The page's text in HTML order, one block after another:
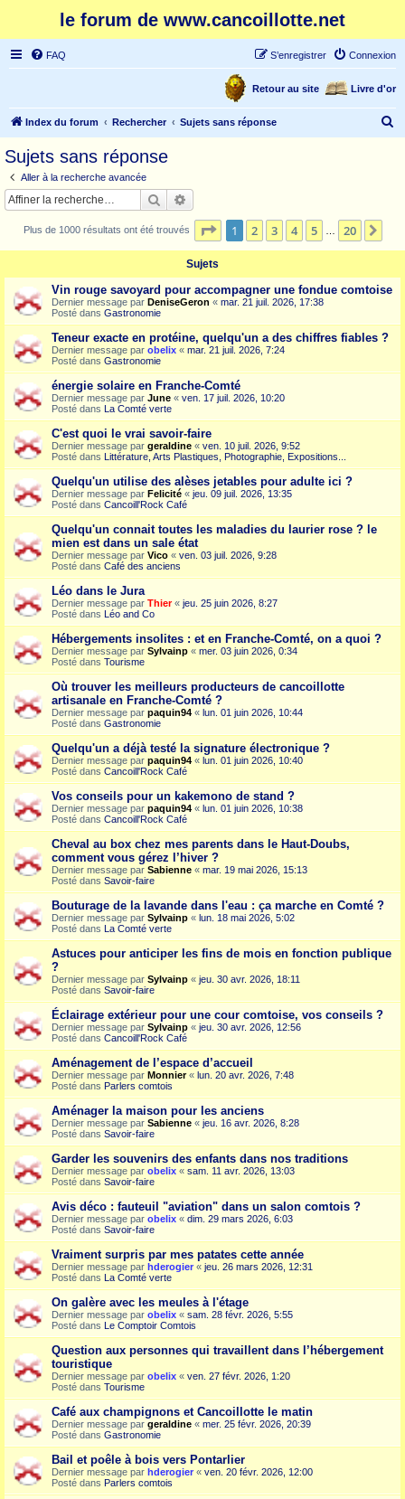
le forum de www.cancoillotte.net
FAQ Connexion
S’enregistrer
Livre d'or
Retour au site
Index du forum Rechercher Sujets sans réponse
c
Sujets sans réponse
Aller à la recherche avancée
Rechercher
Plus de 1000 résultats ont été trouvés Page 1sur20
1 2 3 4 5 20
Sujets
Vin rouge savoyard pour accompagner une fondue comtoise
Dernier message par DeniseGeron « mar. 21 juil. 2026, 17:38
Posté dans Gastronomie
Teneur exacte en protéine, quelqu'un a des chiffres fiables ?
Dernier message par obelix « mar. 21 juil. 2026, 7:24
Posté dans Gastronomie
énergie solaire en Franche-Comté
Dernier message par June « ven. 17 juil. 2026, 10:20
Posté dans La Comté verte
C'est quoi le vrai savoir-faire
Dernier message par geraldine « ven. 10 juil. 2026, 9:52
Posté dans Littérature, Arts Plastiques, Photographie, Expositions...
Quelqu'un utilise des alèses jetables pour adulte ici ?
Dernier message par Felicité « jeu. 09 juil. 2026, 13:35
Posté dans Cancoill'Rock Café
Quelqu'un connait toutes les maladies du laurier rose ? le
mien est dans un sale état
Dernier message par Vico « ven. 03 juil. 2026, 9:28
Posté dans Café des anciens
Léo dans le Jura
Dernier message par Thier« jeu. 25 juin 2026, 8:27
Posté dans Léo and Co
Hébergements insolites : et en Franche-Comté, on a quoi ?
Dernier message par Sylvainp « mer. 03 juin 2026, 0:34
Posté dans Tourisme
Où trouver les meilleurs producteurs de cancoillotte
artisanale en Franche-Comté ?
Dernier message par paquin94 « lun. 01 juin 2026, 10:44
Posté dans Gastronomie
Quelqu'un a déjà testé la signature électronique ?
Dernier message par paquin94 « lun. 01 juin 2026, 10:40
Posté dans Cancoill'Rock Café
Vos conseils pour un kakemono de stand ?
Dernier message par paquin94 « lun. 01 juin 2026, 10:38
Posté dans Cancoill'Rock Café
Cheval au box chez mes parents dans le Haut-Doubs,
comment vous gérez l’hiver ?
Dernier message par Sabienne « mar. 19 mai 2026, 15:13
Posté dans Savoir-faire
Bouturage de la lavande dans l'eau : ça marche en Comté ?
Dernier message par Sylvainp « lun. 18 mai 2026, 5:02
Posté dans La Comté verte
Astuces pour anticiper les fins de mois en fonction publique
?
Dernier message par Sylvainp « jeu. 30 avr. 2026, 18:11
Posté dans Savoir-faire
Éclairage extérieur pour une cour comtoise, vos conseils ?
Dernier message par Sylvainp « jeu. 30 avr. 2026, 12:56
Posté dans Cancoill'Rock Café
Aménagement de l’espace d’accueil
Dernier message par Monnier« lun. 20 avr. 2026, 7:48
Posté dans Parlers comtois
Aménager la maison pour les anciens
Dernier message par Sabienne « jeu. 16 avr. 2026, 8:28
Posté dans Savoir-faire
Garder les souvenirs des enfants dans nos traditions
Dernier message par obelix « sam. 11 avr. 2026, 13:03
Posté dans Savoir-faire
Avis déco : fauteuil "aviation" dans un salon comtois ?
Dernier message par obelix « dim. 29 mars 2026, 6:03
Posté dans Savoir-faire
Vraiment surpris par mes patates cette année
Dernier message par hderogier « jeu. 26 mars 2026, 12:31
Posté dans La Comté verte
On galère avec les meules à l'étage
Dernier message par obelix « sam. 28 févr. 2026, 5:55
Posté dans Le Comptoir Comtois
Question aux personnes qui travaillent dans l’hébergement
touristique
Dernier message par obelix « ven. 27 févr. 2026, 1:20
Posté dans Tourisme
Café aux champignons et Cancoillotte le matin
Dernier message par geraldine « mer. 25 févr. 2026, 20:39
Posté dans Gastronomie
Bail et poêle à bois vers Pontarlier
Dernier message par hderogier « ven. 20 févr. 2026, 12:00
Posté dans Parlers comtois